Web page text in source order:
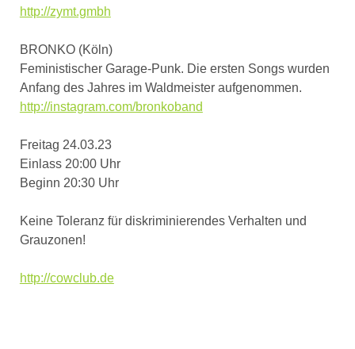
http://zymt.gmbh
BRONKO (Köln)
Feministischer Garage-Punk. Die ersten Songs wurden
Anfang des Jahres im Waldmeister aufgenommen.
http://instagram.com/bronkoband
Freitag 24.03.23
Einlass 20:00 Uhr
Beginn 20:30 Uhr
Keine Toleranz für diskriminierendes Verhalten und
Grauzonen!
http://cowclub.de